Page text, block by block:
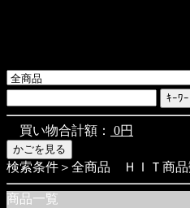
買い物合計額： 0円
検索条件＞全商品 ＨＩＴ商品
商品一覧